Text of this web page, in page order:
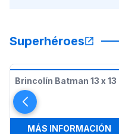
Superhéroes
Brincolín Batman 13 x 13
MÁS INFORMACIÓN: